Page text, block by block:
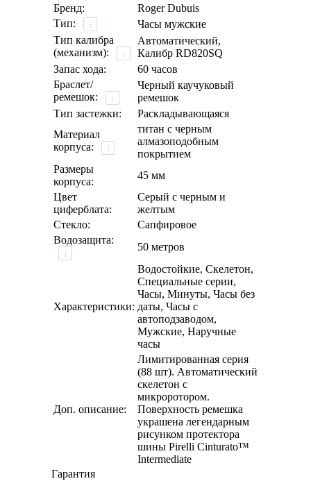
Бренд:
Roger Dubuis
Тип:
i
Часы мужские
Тип калибра
(механизм):
i
Автоматический,
Калибр RD820SQ
Запас хода:
60 часов
Браслет/
ремешок:
i
Черный каучуковый
ремешок
Тип застежки:
Раскладывающаяся
Материал
корпуса:
i
титан с черным
алмазоподобным
покрытием
Размеры
корпуса:
45 мм
Цвет
циферблата:
Серый с черным и
желтым
Стекло:
Сапфировое
Водозащита:
i
50 метров
Характеристики:
Водостойкие, Скелетон,
Специальные серии,
Часы, Минуты, Часы без
даты, Часы с
автоподзаводом,
Мужские, Наручные
часы
Доп. описание:
Лимитированная серия
(88 шт). Автоматический
скелетон с
микроротором.
Поверхность ремешка
украшена легендарным
рисунком протектора
шины Pirelli Cinturato™
Intermediate
Гарантия